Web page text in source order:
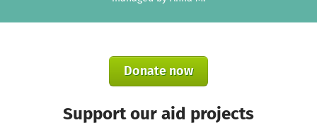
Donate now
Support our aid projects